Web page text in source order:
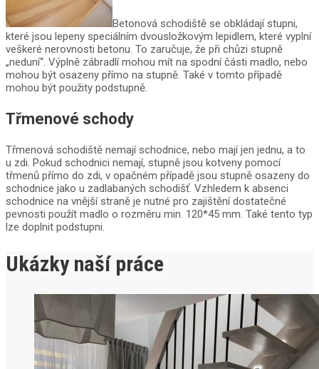
Betonová schodiště se obkládají stupni,
které jsou lepeny speciálním dvousložkovým lepidlem, které vyplní
veškeré nerovnosti betonu. To zaručuje, že při chůzi stupně
„neduní“. Výplně zábradlí mohou mít na spodní části madlo, nebo
mohou být osazeny přímo na stupně. Také v tomto případě
mohou být použity podstupně.
Třmenové schody
Třmenová schodiště nemají schodnice, nebo mají jen jednu, a to
u zdi. Pokud schodnici nemají, stupně jsou kotveny pomocí
třmenů přímo do zdi, v opačném případě jsou stupně osazeny do
schodnice jako u zadlabaných schodišť. Vzhledem k absenci
schodnice na vnější straně je nutné pro zajištění dostatečné
pevnosti použít madlo o rozměru min. 120*45 mm. Také tento typ
lze doplnit podstupni.
Ukázky naší práce